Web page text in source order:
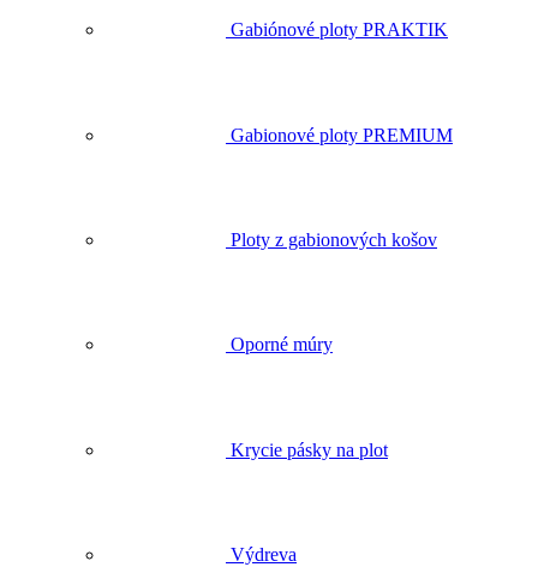
Gabiónové ploty PRAKTIK
Gabionové ploty PREMIUM
Ploty z gabionových košov
Oporné múry
Krycie pásky na plot
Výdreva